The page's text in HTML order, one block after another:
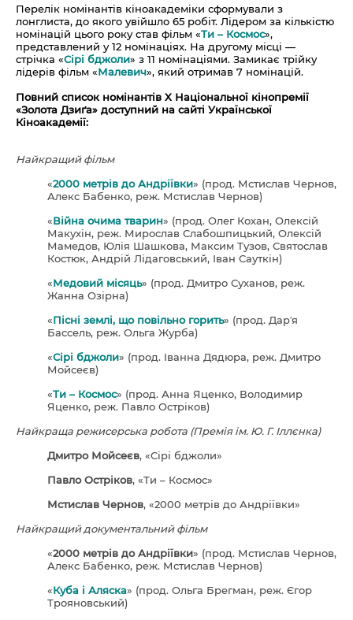
Перелік номінантів кіноакадеміки сформували з
лонглиста, до якого увійшло 65 робіт. Лідером за кількістю
номінацій цього року став фільм «Ти – Космос»,
представлений у 12 номінаціях. На другому місці —
стрічка «Сірі бджоли» з 11 номінаціями. Замикає трійку
лідерів фільм «Малевич», який отримав 7 номінацій.
Повний список номінантів X Національної кінопремії
«Золота Дзиґа» доступний на сайті Української
Кіноакадемії:
Найкращий фільм
«2000 метрів до Андріївки» (прод. Мстислав Чернов,
Алекс Бабенко, реж. Мстислав Чернов)
«Війна очима тварин» (прод. Олег Кохан, Олексій
Макухін, реж. Мирослав Слабошпицький, Олексій
Мамедов, Юлія Шашкова, Максим Тузов, Святослав
Костюк, Андрій Лідаговський, Іван Сауткін)
«Медовий місяць» (прод. Дмитро Суханов, реж.
Жанна Озірна)
«Пісні землі, що повільно горить» (прод. Дарʼя
Бассель, реж. Ольга Журба)
«Сірі бджоли» (прод. Іванна Дядюра, реж. Дмитро
Мойсеєв)
«Ти – Космос» (прод. Анна Яценко, Володимир
Яценко, реж. Павло Остріков)
Найкраща режисерська робота (Премія ім. Ю. Г. Іллєнка)
Дмитро Мойсеєв, «Сірі бджоли»
Павло Остріков, «Ти – Космос»
Мстислав Чернов, «2000 метрів до Андріївки»
Найкращий документальний фільм
«2000 метрів до Андріївки» (прод. Мстислав Чернов,
Алекс Бабенко, реж. Мстислав Чернов)
«Куба і Аляска» (прод. Ольга Брегман, реж. Єгор
Трояновський)